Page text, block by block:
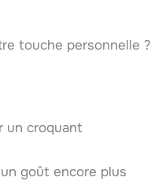
touche personnelle ?
un croquant
goût encore plus